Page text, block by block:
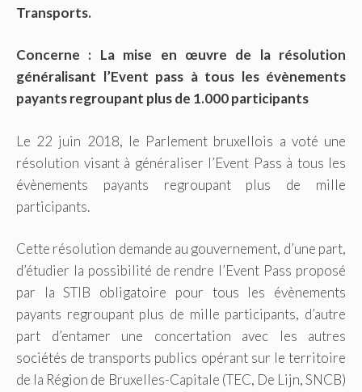
Transports.
Concerne : La mise en œuvre de la résolution
généralisant l’Event pass à tous les évènements
payants regroupant plus de 1.000 participants
Le 22 juin 2018, le Parlement bruxellois a voté une
résolution visant à généraliser l’Event Pass à tous les
évènements payants regroupant plus de mille
participants.
Cette résolution demande au gouvernement, d’une part,
d’étudier la possibilité de rendre l’Event Pass proposé
par la STIB obligatoire pour tous les évènements
payants regroupant plus de mille participants, d’autre
part d’entamer une concertation avec les autres
sociétés de transports publics opérant sur le territoire
de la Région de Bruxelles-Capitale (TEC, De Lijn, SNCB)